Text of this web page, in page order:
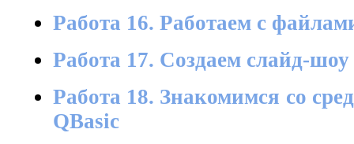
Работа 16. Работаем с
Работа 17. Создаем слайд-шоу
Работа 18. Знакомимся со
QBasic